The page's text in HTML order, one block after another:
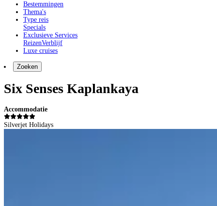
Bestemmingen
Thema's
Type reis
Specials
Exclusieve Services
ReizenVerblijf
Luxe cruises
Zoeken
Six Senses Kaplankaya
Accommodatie
Silverjet Holidays